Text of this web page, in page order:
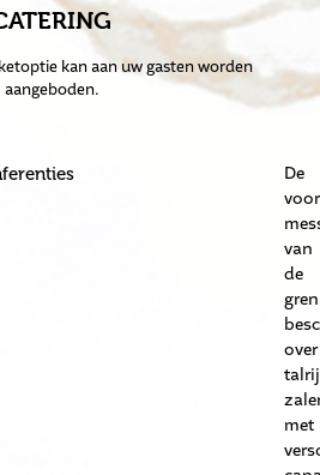
kan aan uw gasten worden
aangeboden.
De
van
de
over
met